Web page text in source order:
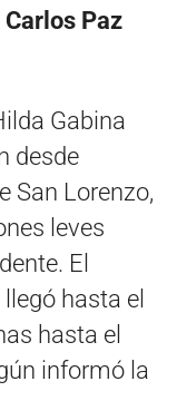
Carlos Paz
Gabina
desde
San Lorenzo,
leves
El
hasta el
hasta el
informó la